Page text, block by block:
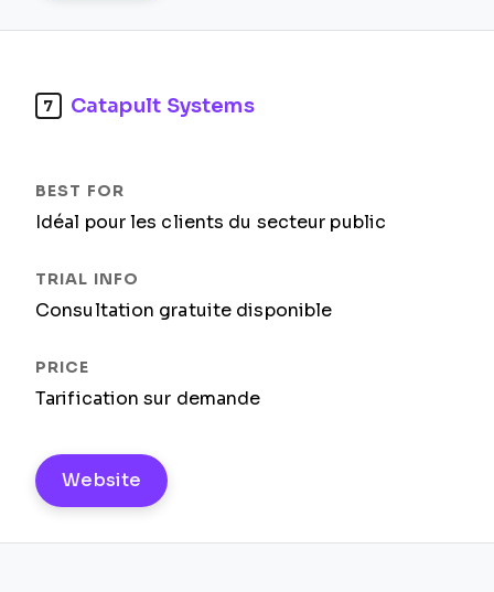
7 Catapult Systems
Idéal pour les clients du secteur public
Consultation gratuite disponible
Tarification sur demande
Website